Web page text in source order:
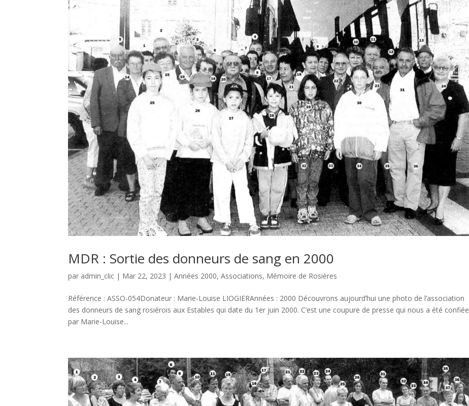
MDR : Sortie des donneurs de sang en 2000
par admin_clic | Mar 22, 2023 |Années 2000,Associations, Mémoire de Rosières
Référence : ASSO-054Donateur : Marie-Louise LIOGIERAnnées : 2000 Découvrons aujourd’hui une photo de l’association
des donneurs de sang rosiérois aux Estables qui date du 1er juin 2000. C’est une coupure de presse qui nous a été confiée
par Marie-Louise...